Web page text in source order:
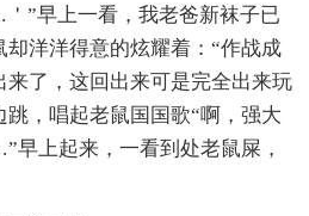
”早上一看，我老爸新袜子已
洋洋得意的炫耀着：“作战成
来了，这回出来可是完全出来玩
，唱起老鼠国国歌“啊，强大
上起来，一看到处老鼠屎，